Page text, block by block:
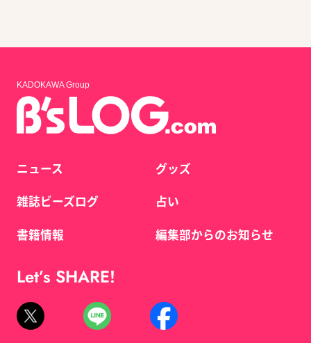
KADOKAWA Group
ニュース
雑誌ビーズログ
書籍情報
グッズ
占い
編集部からのお知らせ
Let’s SHARE!